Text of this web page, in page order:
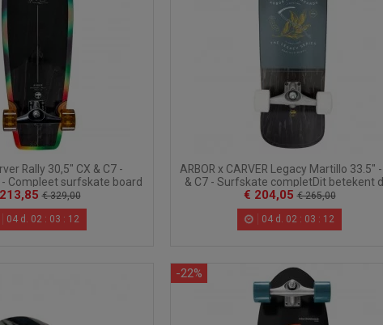
Rally 30,5" CX & C7 -
- Compleet surfskate board
€ 329,00
04 d. 02 : 03 : 10
ARBOR x CARVER Legacy Martillo 33.5" -
& C7 - Surfskate completDit betekent
het...
€ 204,05 € 265,00
04 d. 02 : 03 : 10
-22%